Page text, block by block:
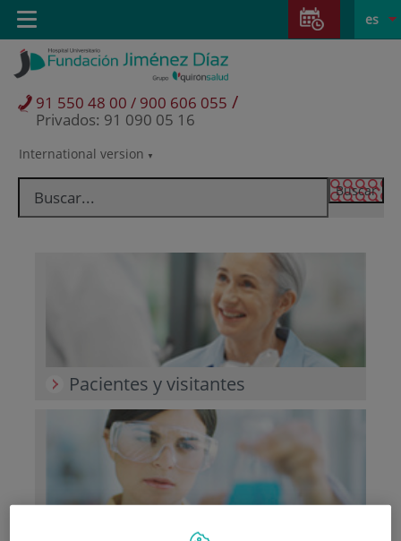
Saltar al contenido
Saltar
contenido
Selector
idioma
activo
es
International version
91 550 48 00 / 900 606 055 /
Privados: 91 090 05 16
Toggle
navigation
Pacientes y visitantes